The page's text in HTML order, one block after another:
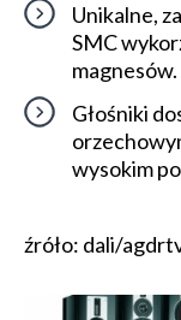
Unikalne,
SMC
magnesów.
Głośniki
wysokim
źróło: dali/